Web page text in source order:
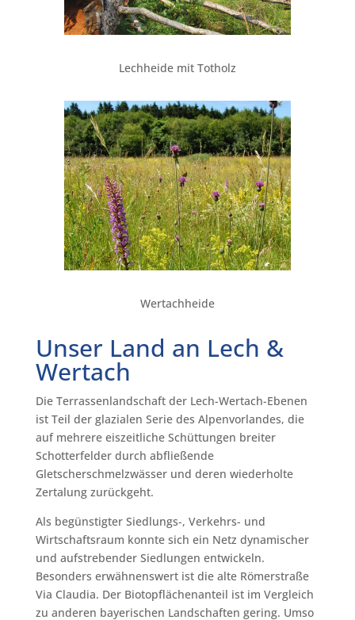
Lechheide mit Totholz
Wertachheide
Unser Land an Lech &
Wertach
Die Terrassenlandschaft der Lech-Wertach-Ebenen
ist Teil der glazialen Serie des Alpenvorlandes, die
auf mehrere eiszeitliche Schüttungen breiter
Schotterfelder durch abfließende
Gletscherschmelzwässer und deren wiederholte
Zertalung zurückgeht.
Als begünstigter Siedlungs-, Verkehrs- und
Wirtschaftsraum konnte sich ein Netz dynamischer
und aufstrebender Siedlungen entwickeln.
Besonders erwähnenswert ist die alte Römerstraße
Via Claudia. Der Biotopflächenanteil ist im Vergleich
zu anderen bayerischen Landschaften gering. Umso